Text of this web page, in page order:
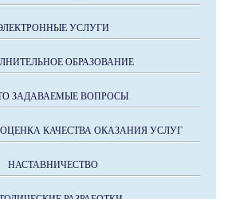
УСЛУГИ
ОБРАЗОВАНИЕ
ЗАДАВАЕМЫЕ ВОПРОСЫ
КАЧЕСТВА ОКАЗАНИЯ УСЛУГ
НАСТАВНИЧЕСТВО